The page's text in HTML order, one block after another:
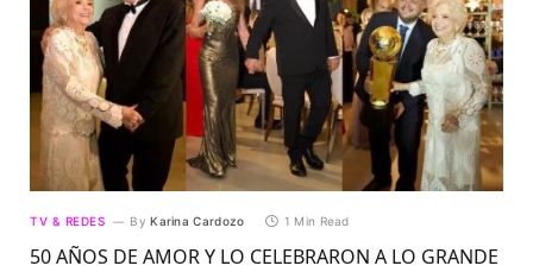
TV & REDES By Karina Cardozo 1 Min Read
50 AÑOS DE AMOR Y LO CELEBRARON A LO GRANDE